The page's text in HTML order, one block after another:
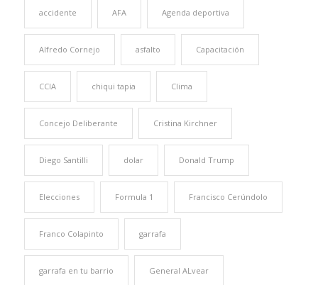
accidente AFA Agenda deportiva
Alfredo Cornejo asfalto Capacitación
CCIA chiqui tapia Clima
Concejo Deliberante Cristina Kirchner
Diego Santilli dolar Donald Trump
Elecciones Formula 1 Francisco Cerúndolo
Franco Colapinto garrafa
garrafa en tu barrio General ALvear